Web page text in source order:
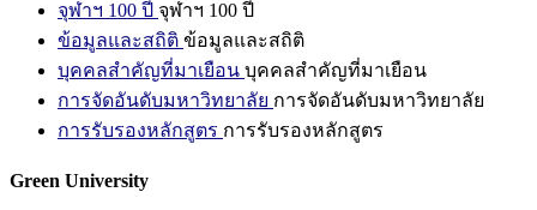
จุฬาฯ 100 ปี จุฬาฯ 100 ปี
ข้อมูลและสถิติ ข้อมูลและสถิติ
บุคคลสำคัญที่มาเยือน บุคคลสำคัญที่มาเยือน
การจัดอันดับมหาวิทยาลัย การจัดอันดับมหาวิทยาลัย
การรับรองหลักสูตร การรับรองหลักสูตร
Green University